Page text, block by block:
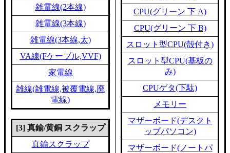
雑電線(2本線)
雑電線(3本線)
雑電線(3本線,太)
VA線(Fケーブル,VVF)
家電線
雑線(雑電線,被覆電線,廃
電線)
[3] 真鍮/黄銅 スクラップ
真鍮スクラップ
CPU(グリーン 下 A)
CPU(グリーン 下 B)
スロット型CPU(殻付き)
スロット型CPU(基板の
み)
CPUゲタ(下駄)
メモリー
マザーボード(デスクト
ップパソコン)
マザーボード(ノートパ